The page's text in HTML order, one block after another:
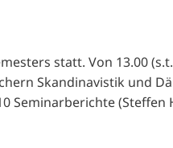
statt. Von 13.00
Skandinavistik und
Seminarberichte (Steffen